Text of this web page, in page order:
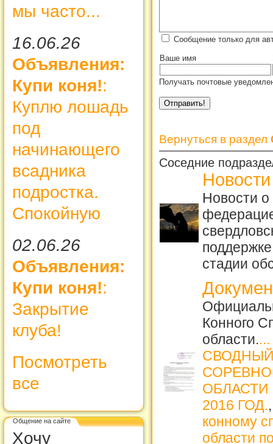
мы часто...
16.06.26
Объявления:
Купи коня!:
Куплю лошадь
под
начинающего
всадника
подростка.
Спокойную
02.06.26
Объявления:
Купи коня!:
Закрытие
клуба!
Посмотреть
все
Общение на сайте
Хочу
Сообщение только для
Ваше имя
Получать почтовые
Вернуться в раздел
Соседние
Новости
Новости
стадии
Конного
области....
2016 ГОД.
конному
области